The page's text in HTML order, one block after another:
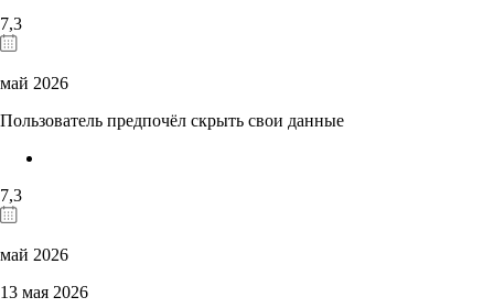
7,3
май 2026
Пользователь предпочёл скрыть свои данные
7,3
май 2026
13 мая 2026